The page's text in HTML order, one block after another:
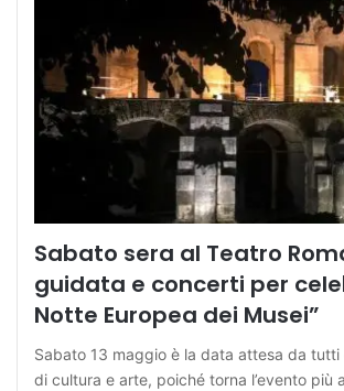
Sabato sera al Teatro
guidata e concerti per
Notte Europea dei Musei”
Sabato 13 maggio è la data attesa da
di cultura e arte, poiché torna l’evento più